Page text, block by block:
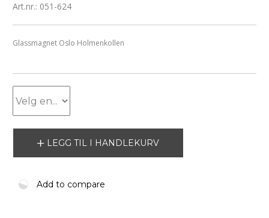
Art.nr.: 051-624
Glassmagnet Oslo Holmenkollen
LEGG TIL I HANDLEKURV
Add to compare